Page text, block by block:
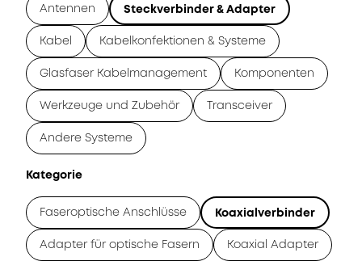
Antennen Steckverbinder & Adapter
Kabel Kabelkonfektionen & Systeme
Glasfaser Kabelmanagement Komponenten
Werkzeuge und Zubehör Transceiver
Andere Systeme
Kategorie
Faseroptische Anschlüsse Koaxialverbinder
Adapter für optische Fasern Koaxial Adapter